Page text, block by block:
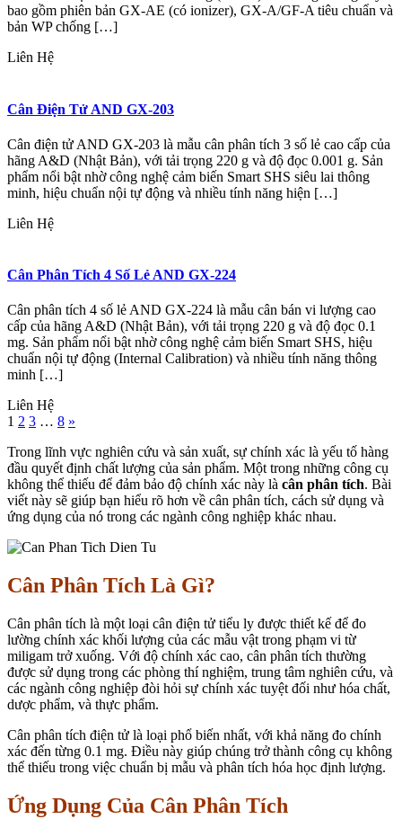
bao gồm phiên bản GX-AE (có ionizer), GX-A/GF-A tiêu chuẩn và
bản WP chống […]
Liên Hệ
Cân Điện Tử AND GX-203
Cân điện tử AND GX-203 là mẫu cân phân tích 3 số lẻ cao cấp của
hãng A&D (Nhật Bản), với tải trọng 220 g và độ đọc 0.001 g. Sản
phẩm nổi bật nhờ công nghệ cảm biến Smart SHS siêu lai thông
minh, hiệu chuẩn nội tự động và nhiều tính năng hiện […]
Liên Hệ
Cân Phân Tích 4 Số Lẻ AND GX-224
Cân phân tích 4 số lẻ AND GX-224 là mẫu cân bán vi lượng cao
cấp của hãng A&D (Nhật Bản), với tải trọng 220 g và độ đọc 0.1
mg. Sản phẩm nổi bật nhờ công nghệ cảm biến Smart SHS, hiệu
chuẩn nội tự động (Internal Calibration) và nhiều tính năng thông
minh […]
Liên Hệ
1 2 3 … 8 »
Trong lĩnh vực nghiên cứu và sản xuất, sự chính xác là yếu tố hàng
đầu quyết định chất lượng của sản phẩm. Một trong những công cụ
không thể thiếu để đảm bảo độ chính xác này là cân phân tích. Bài
viết này sẽ giúp bạn hiểu rõ hơn về cân phân tích, cách sử dụng và
ứng dụng của nó trong các ngành công nghiệp khác nhau.
Cân Phân Tích Là Gì?
Cân phân tích là một loại cân điện tử tiểu ly được thiết kế để đo
lường chính xác khối lượng của các mẫu vật trong phạm vi từ
miligam trở xuống. Với độ chính xác cao, cân phân tích thường
được sử dụng trong các phòng thí nghiệm, trung tâm nghiên cứu, và
các ngành công nghiệp đòi hỏi sự chính xác tuyệt đối như hóa chất,
dược phẩm, và thực phẩm.
Cân phân tích điện tử là loại phổ biến nhất, với khả năng đo chính
xác đến từng 0.1 mg. Điều này giúp chúng trở thành công cụ không
thể thiếu trong việc chuẩn bị mẫu và phân tích hóa học định lượng.
Ứng Dụng Của Cân Phân Tích